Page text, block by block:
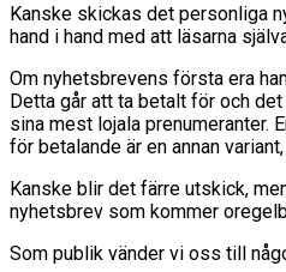
Kanske skickas det personliga
hand i hand med att läsarna
Om nyhetsbrevens första era
Detta går att ta betalt för och
sina mest lojala prenumeranter.
för betalande är en annan
Kanske blir det färre utskick,
nyhetsbrev som kommer
Som publik vänder vi oss till